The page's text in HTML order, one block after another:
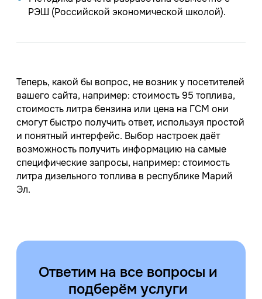
РЭШ (Российской экономической школой).
Теперь, какой бы вопрос, не возник у посетителей
вашего сайта, например: стоимость 95 топлива,
стоимость литра бензина или цена на ГСМ они
смогут быстро получить ответ, используя простой
и понятный интерфейс. Выбор настроек даёт
возможность получить информацию на самые
специфические запросы, например: стоимость
литра дизельного топлива в республике Марий
Эл.
Ответим на все вопросы и
подберём услуги